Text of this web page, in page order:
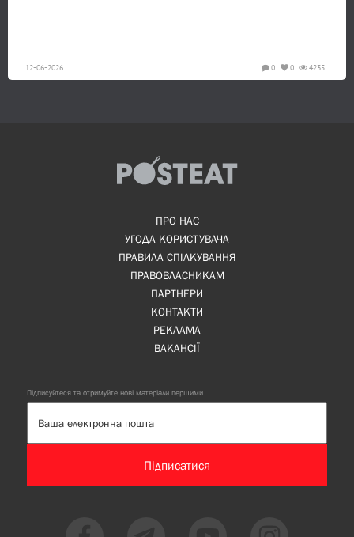
12-06-2026 4235
0
0
ПРО НАС
УГОДА КОРИСТУВАЧА
ПРАВИЛА СПІЛКУВАННЯ
ПРАВОВЛАСНИКАМ
ПАРТНЕРИ
КОНТАКТИ
РЕКЛАМА
ВАКАНСІЇ
Підписуйтеся та отримуйте нові матеріали першими
Підписатися